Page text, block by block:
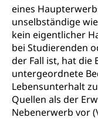
eines
unselbständige
kein eigentlicher
bei Studierenden
der Fall ist, hat
untergeordnete
Lebensunterhalt
Quellen als der
Nebenerwerb vor
regionale
internationale
Cassis-deDijon-